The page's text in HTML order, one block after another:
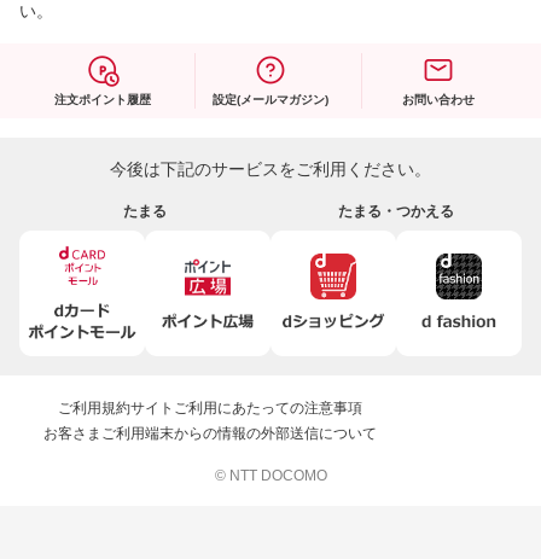
い。
注文ポイント履歴 設定(メールマガジン) お問い合わせ
今後は下記のサービスをご利用ください。
たまる たまる・つかえる
ご利用規約サイトご利用にあたっての注意事項
お客さまご利用端末からの情報の外部送信について
© NTT DOCOMO